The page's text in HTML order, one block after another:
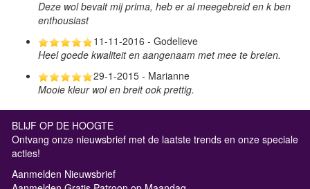
Deze wol bevalt mij prima, heb er al meegebreid en k ben
enthousiast
11-11-2016 - Godelieve
Heel goede kwaliteit en aangenaam met mee te breien.
29-1-2015 - Marianne
Mooie kleur wol en breit ook prettig.
BLIJF OP DE HOOGTE
Ontvang onze nieuwsbrief met de laatste trends en onze speciale
acties!
Aanmelden Nieuwsbrief